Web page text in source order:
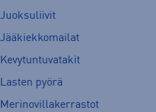
Juoksuliivit
Jääkiekkomailat
Kevytuntuvatakit
Lasten pyörä
Merinovillakerrastot